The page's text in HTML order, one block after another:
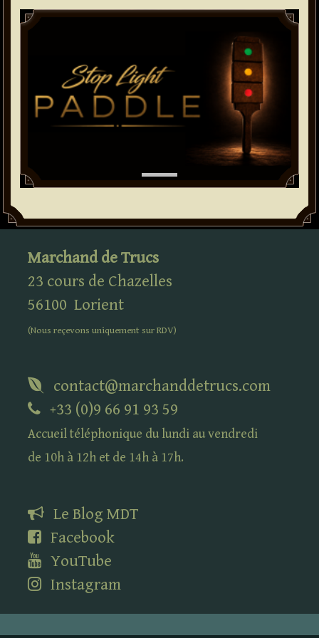
Paddle
Marchand de Trucs
23 cours de Chazelles
56100 Lorient
(Nous reçevons uniquement surRDV)
contact@marchanddetrucs.com
+33 (0)9 66 91 93 59
Accueil téléphonique du lundi au vendredi
de 10h à 12h et de 14h à 17h.
Le Blog MDT
Facebook
YouTube
Instagram